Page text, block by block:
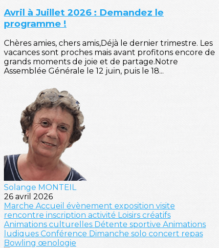
Avril à Juillet 2026 : Demandez le
programme !
Chères amies, chers amis,Déjà le dernier trimestre. Les
vacances sont proches mais avant profitons encore de
grands moments de joie et de partage.Notre
Assemblée Générale le 12 juin, puis le 18...
Solange MONTEIL
26 avril 2026
Marche Accueil évènement exposition visite
rencontre inscription activité Loisirs créatifs
Animations culturelles Détente sportive Animations
ludiques Conférence Dimanche solo concert repas
Bowling œnologie